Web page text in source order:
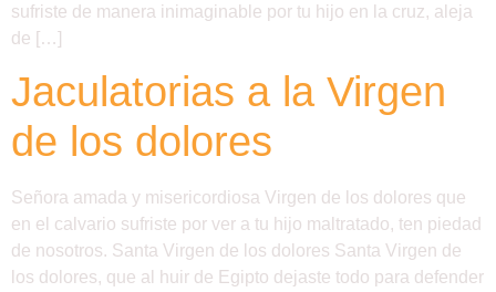
sufriste de manera inimaginable por tu hijo en la cruz, aleja
de […]
Jaculatorias a la Virgen
de los dolores
Señora amada y misericordiosa Virgen de los dolores que
en el calvario sufriste por ver a tu hijo maltratado, ten piedad
de nosotros. Santa Virgen de los dolores Santa Virgen de
los dolores, que al huir de Egipto dejaste todo para defender